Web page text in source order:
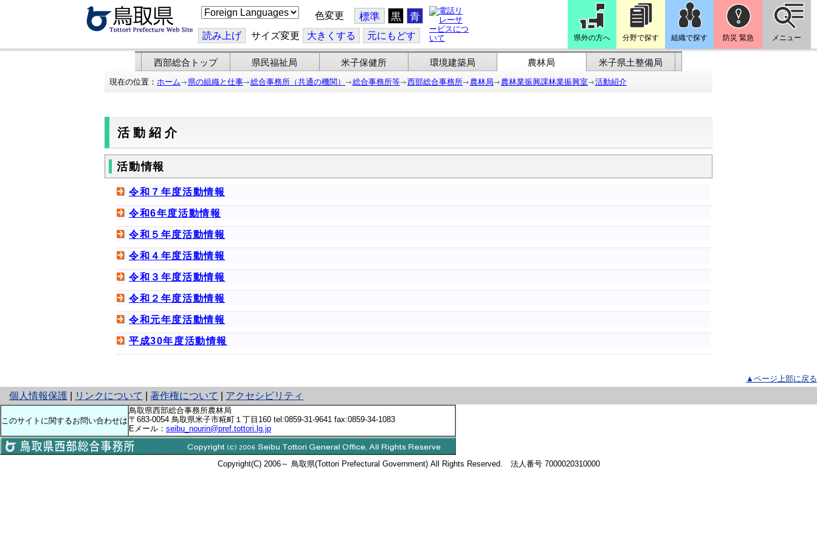
こ
の
ジ
を
翻
訳
す
色変更 標準 黒 青
読み上げ サイズ変更 大きくする 元にもどす 県外の方へ 分野で探す 組織で探す 防災 緊急 メニュー
西部総合トップ 県民福祉局 米子保健所 環境建築局 農林局 米子県土整備局
現在の位置： ホーム 県の組織と仕事 総合事務所（共通の機関） 総合事務所等 西部総合事務所 農林局 農林業振興課林業振興室 活動紹介
活動紹介
活動情報
令和７年度活動情報
令和6年度活動情報
令和５年度活動情報
令和４年度活動情報
令和３年度活動情報
令和２年度活動情報
令和元年度活動情報
平成30年度活動情報
▲ページ上部に戻る
個人情報保護
と
り
ネ
ト
へ
リンクについて 著作権について アクセシビリティ
このサイトに関するお問い合わせは
鳥取県西部総合事務所農林局
〒683-0054 鳥取県米子市糀町１丁目160 tel:0859-31-9641 fax:0859-34-1083
Eメール： seibu_nourin@pref.tottori.lg.jp
Copyright(C) 2006～ 鳥取県(Tottori Prefectural Government) All Rights Reserved. 法人番号 7000020310000